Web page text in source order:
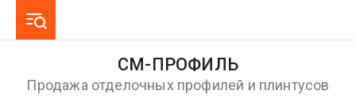
СМ-ПРОФИЛЬ
Продажа отделочных профилей и плинтусов